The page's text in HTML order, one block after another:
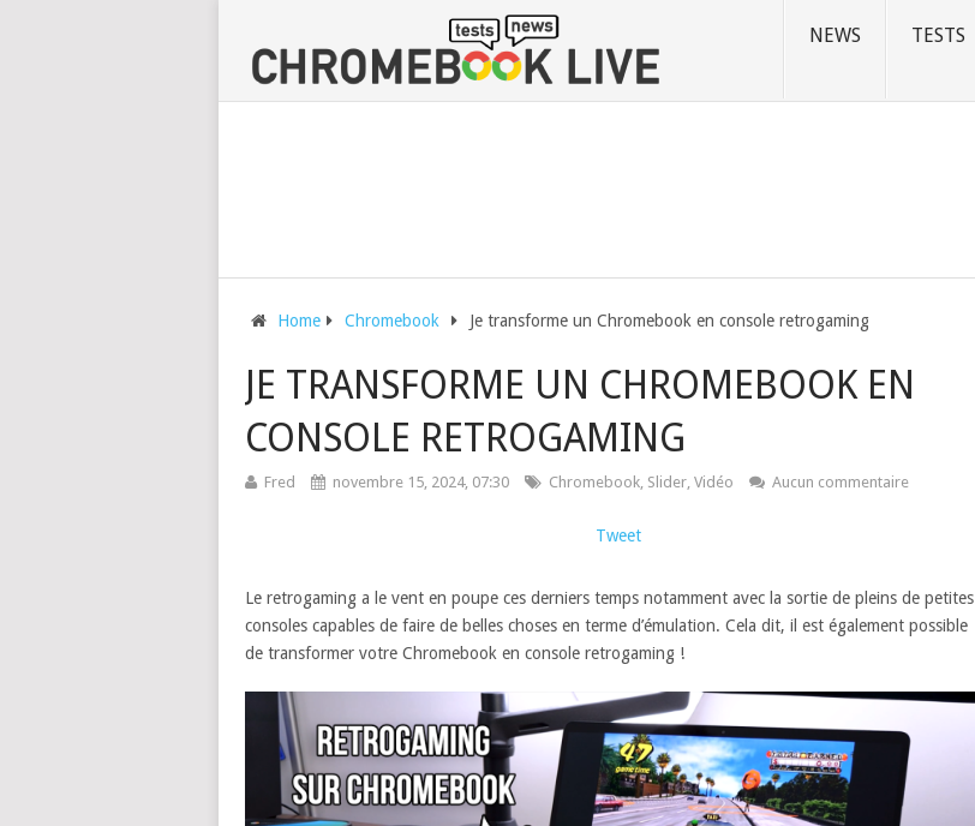
NEWS TESTS
Home Chromebook Je transforme un Chromebook en console retrogaming
JE TRANSFORME UN CHROMEBOOK EN
CONSOLE RETROGAMING
Fred novembre 15, 2024, 07:30 Chromebook, Slider, Vidéo Aucun commentaire
Tweet
Le retrogaming a le vent en poupe ces derniers temps notamment avec la sortie de pleins de petites
consoles capables de faire de belles choses en terme d’émulation. Cela dit, il est également possible
de transformer votre Chromebook en console retrogaming !